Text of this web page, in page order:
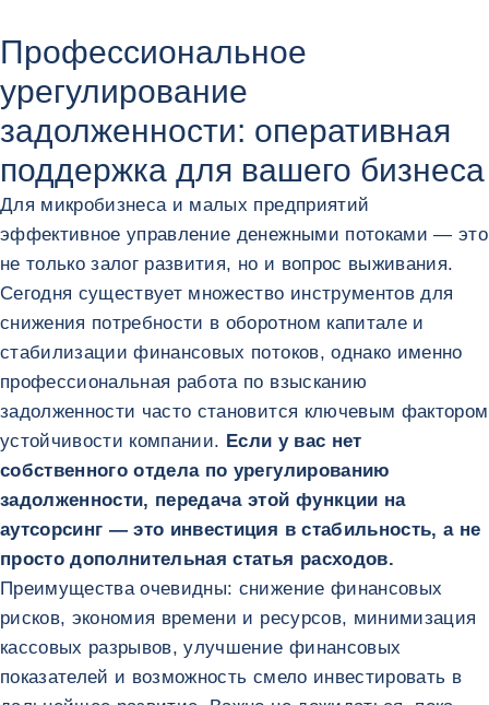
Профессиональное
урегулирование
задолженности: оперативная
поддержка для вашего бизнеса
Для микробизнеса и малых предприятий
эффективное управление денежными потоками — это
не только залог развития, но и вопрос выживания.
Сегодня существует множество инструментов для
снижения потребности в оборотном капитале и
стабилизации финансовых потоков, однако именно
профессиональная работа по взысканию
задолженности часто становится ключевым фактором
устойчивости компании. Если у вас нет
собственного отдела по урегулированию
задолженности, передача этой функции на
аутсорсинг — это инвестиция в стабильность, а не
просто дополнительная статья расходов.
Преимущества очевидны: снижение финансовых
рисков, экономия времени и ресурсов, минимизация
кассовых разрывов, улучшение финансовых
показателей и возможность смело инвестировать в